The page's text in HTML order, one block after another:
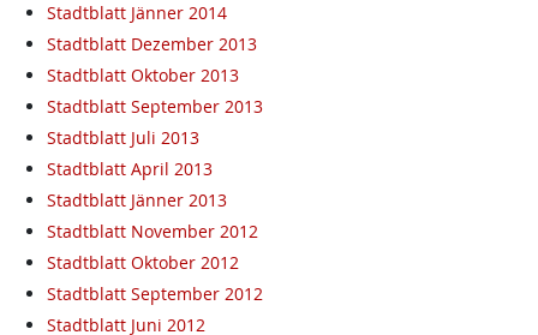
Stadtblatt Jänner 2014
Stadtblatt Dezember 2013
Stadtblatt Oktober 2013
Stadtblatt September 2013
Stadtblatt Juli 2013
Stadtblatt April 2013
Stadtblatt Jänner 2013
Stadtblatt November 2012
Stadtblatt Oktober 2012
Stadtblatt September 2012
Stadtblatt Juni 2012